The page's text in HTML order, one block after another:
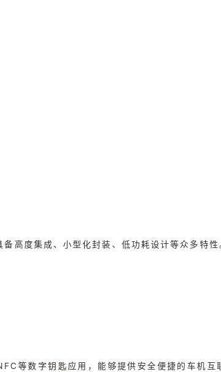
高度集成、小型化封装、低功耗设计等众多特
等数字钥匙应用，能够提供安全便捷的车机互